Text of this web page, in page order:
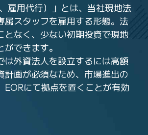
雇用代行）」とは、当社現地法
属スタッフを雇用する形態。法
となく、少ない初期投資で現地
できます。
は外資法人を設立するには高額
計画が必須なため、市場進出の
EORにて拠点を置くことが有効